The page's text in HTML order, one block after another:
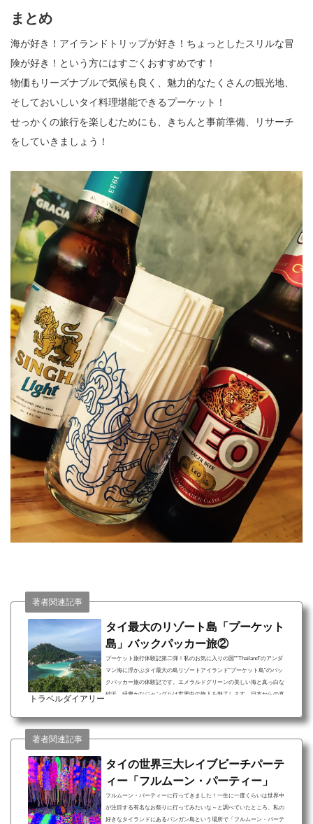
まとめ
海が好き！アイランドトリップが好き！ちょっとしたスリルな冒
険が好き！という方にはすごくおすすめです！
物価もリーズナブルで気候も良く、魅力的なたくさんの観光地、
そしておいしいタイ料理堪能できるプーケット！
せっかくの旅行を楽しむためにも、きちんと事前準備、リサーチ
をしていきましょう！
タイ最大のリゾート島「プーケット
島」バックパッカー旅②
プーケット旅行体験記第二弾！私のお気に入りの国""Thailand”のアンダ
マン海に浮かぶタイ最大の島リゾートアイランド”プーケット島”のバッ
クパッカー旅の体験記です。エメラルドグリーンの美しい海と真っ白な
砂浜、緑豊かなジャングルは世界中の旅人を魅了します。日本からの直
の一番の目的地は”Ko Pha Ngan”（コパンガン）！タイのヒッピーアイラ
トラベルダイアリー
著者関連記事
タイの世界三大レイブビーチパーテ
ィー「フルムーン・パーティー」
フルムーン・パーティーに行ってきました！一生に一度くらいは世界中
が注目する有名なお祭りに行ってみたいな～と調べていたところ、私の
好きなタイランドにあるパンガン島という場所で「フルムーン・パーテ
著者関連記事